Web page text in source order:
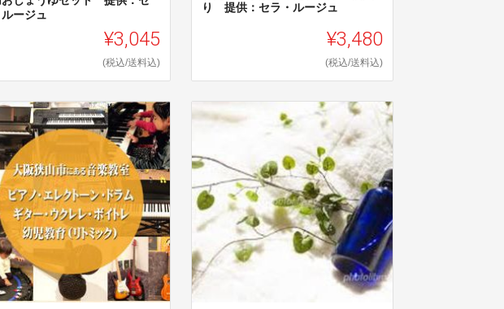
ージュ
¥3,045
(税込/送料込)
り 提供：セラ・ルージュ
¥3,480
(税込/送料込)